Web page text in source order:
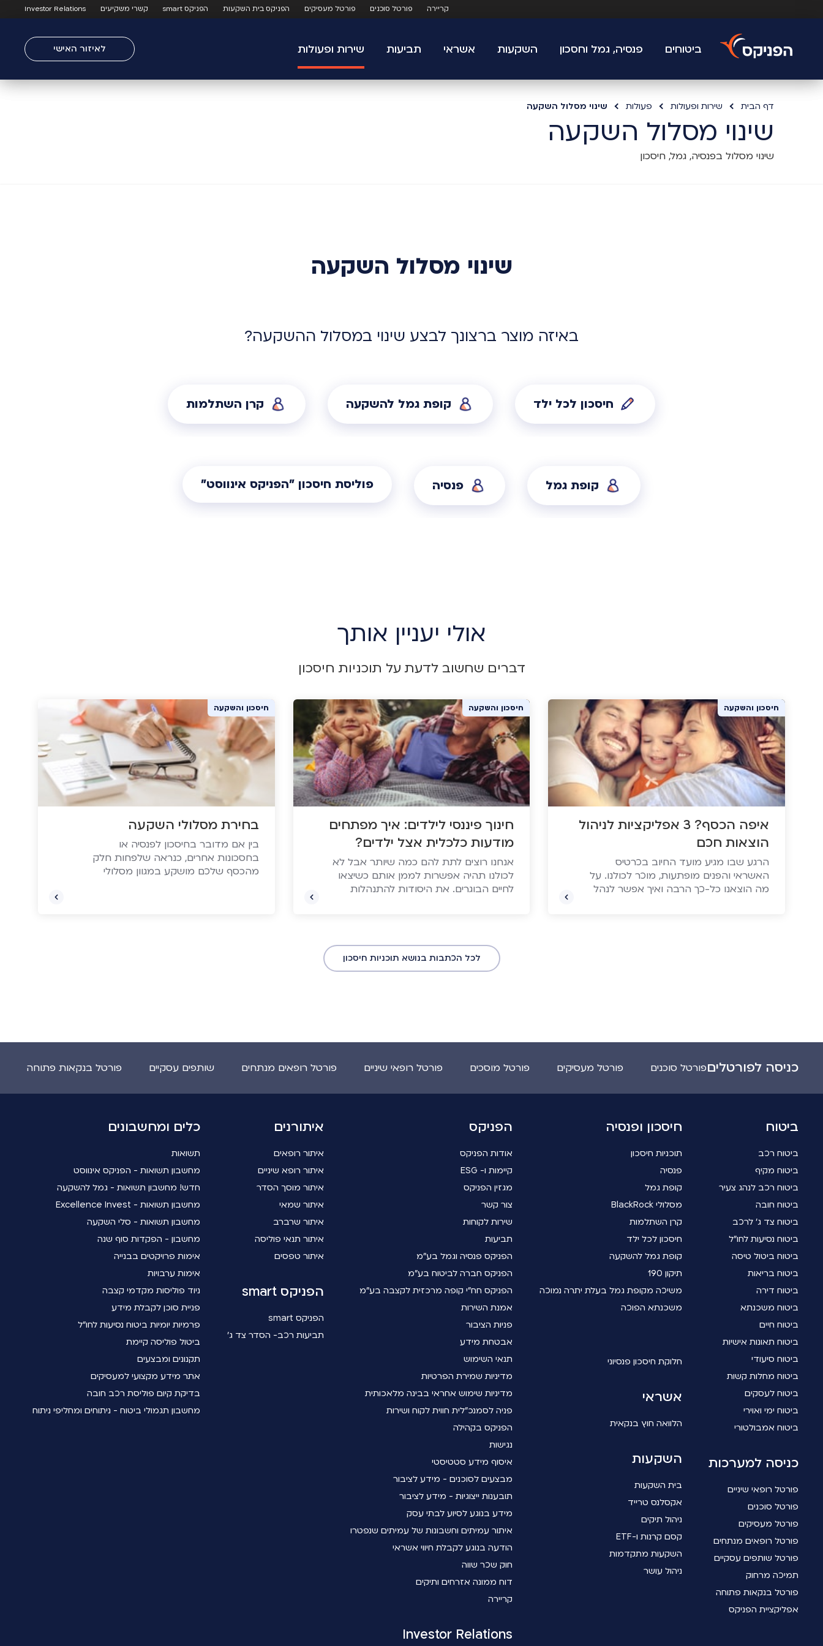
קריירה פורטל סוכנים פורטל מעסיקים הפניקס בית השקעות הפניקס smart קשרי משקיעים Investor Relations
ביטוחים פנסיה, גמל וחסכון השקעות אשראי תביעות שירות ופעולות לאיזור האישי
דף הבית שירות ופעולות פעולות שינוי מסלול השקעה
שינוי מסלול השקעה
שינוי מסלול בפנסיה, גמל, חיסכון
שינוי מסלול השקעה
באיזה מוצר ברצונך לבצע שינוי במסלול ההשקעה?
חיסכון לכל ילד קופת גמל להשקעה קרן השתלמות
קופת גמל פנסיה פוליסת חיסכון "הפניקס אינווסט"
אולי יעניין אותך
דברים שחשוב לדעת על תוכניות חיסכון
חיסכון והשקעה
איפה הכסף? 3 אפליקציות לניהול
הוצאות חכם
הרגע שבו מגיע מועד החיוב בכרטיס
האשראי והפנים מופתעות, מוכר לכולנו. על
מה הוצאנו כל-כך הרבה ואיך אפשר לנהל
חיסכון והשקעה
חינוך פיננסי לילדים: איך מפתחים
מודעות כלכלית אצל ילדים?
אנחנו רוצים לתת להם כמה שיותר אבל לא
לכולנו תהיה אפשרות לממן אותם כשיצאו
לחיים הבוגרים. את היסודות להתנהלות
חיסכון והשקעה
בחירת מסלולי השקעה
בין אם מדובר בחיסכון לפנסיה או
בחסכונות אחרים, כנראה שלפחות חלק
מהכסף שלכם מושקע במגוון מסלולי
לכל הכתבות בנושא תוכניות חיסכון
כניסה לפורטליםפורטל סוכנים פורטל מעסיקים פורטל מוסכים פורטל רופאי שיניים פורטל רופאים מנתחים שותפים עסקיים פורטל בנקאות פתוחה
ביטוח
ביטוח רכב
ביטוח מקיף
ביטוח רכב לנהג צעיר
ביטוח חובה
ביטוח צד ג' לרכב
ביטוח נסיעות לחו"ל
ביטוח ביטול טיסה
ביטוח בריאות
ביטוח דירה
ביטוח משכנתא
ביטוח חיים
ביטוח תאונות אישיות
ביטוח סיעודי
ביטוח מחלות קשות
ביטוח לעסקים
ביטוח ימי ואוירי
ביטוח אמבולטורי
כניסה למערכות
פורטל רופאי שיניים
פורטל סוכנים
פורטל מעסיקים
פורטל רופאים מנתחים
פורטל שותפים עסקיים
תמיכה מרחוק
פורטל בנקאות פתוחה
אפליקציית הפניקס
חיסכון ופנסיה
תוכניות חיסכון
פנסיה
קופת גמל
מסלולי BlackRock
קרן השתלמות
חיסכון לכל ילד
קופת גמל להשקעה
תיקון 190
משיכה מקופת גמל בעלת יתרה נמוכה
משכנתא הפוכה
חלוקת חיסכון פנסיוני
אשראי
הלוואה חוץ בנקאית
השקעות
בית השקעות
אקסלנס טרייד
ניהול תיקים
קסם קרנות ו-ETF
השקעות מתקדמות
ניהול עושר
הפניקס
אודות הפניקס
קיימות ו- ESG
מגזין הפניקס
צור קשר
שירות לקוחות
תביעות
הפניקס פנסיה וגמל בע"מ
הפניקס חברה לביטוח בע"מ
הפניקס חח"י קופה מרכזית לקצבה בע"מ
אמנת השירות
פניות הציבור
אבטחת מידע
תנאי השימוש
מדיניות שמירת הפרטיות
מדיניות שימוש אחראי בבינה מלאכותית
פניה לסמנכ"לית חווית לקוח ושירות
הפניקס בקהילה
נגישות
איסוף מידע סטטיסטי
מבצעים לסוכנים - מידע לציבור
תובענות ייצוגיות - מידע לציבור
מידע בנוגע לסיוע לבתי עסק
איתור עמיתים וחשבונות של עמיתים שנפטרו
הודעה בנוגע לקבלת חיווי אשראי
חוק שכר שווה
דוח ממונה אזרחים ותיקים
קריירה
Investor Relations
איתורנים
איתור רופאים
איתור רופא שיניים
איתור מוסך הסדר
איתור שמאי
איתור שרברב
איתור תנאי פוליסה
איתור טפסים
הפניקס smart
הפניקס smart
תביעות רכב- הסדר צד ג'
כלים ומחשבונים
תשואות
מחשבון תשואות - הפניקס אינווסט
חדש! מחשבון תשואות - גמל להשקעה
מחשבון תשואות - Excellence Invest
מחשבון תשואות - סלי השקעה
מחשבון - הפקדות סוף שנה
אימות פרויקטים בבנייה
אימות ערבויות
ניוד פוליסות מקדמי קצבה
פניית סוכן לקבלת מידע
פרמיות יומיות ביטוח נסיעות לחו"ל
ביטול פוליסה קיימת
תקנונים ומבצעים
אתר מידע מקצועי למעסיקים
בדיקת קיום פוליסת רכב חובה
מחשבון תגמולי ביטוח - ניתוחים ומחליפי ניתוח